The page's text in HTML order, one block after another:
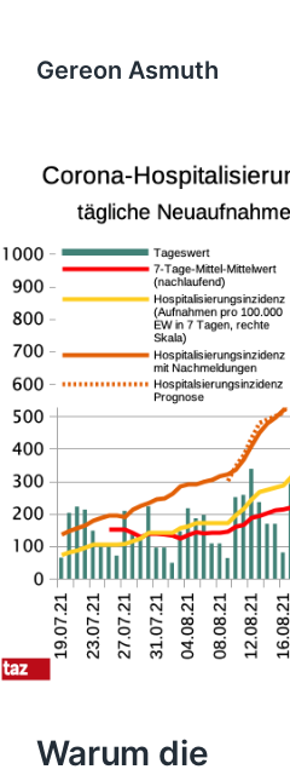
Gereon Asmuth
Warum die